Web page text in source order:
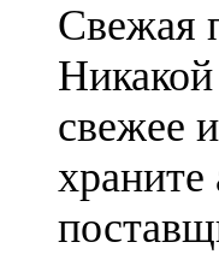
Свежая
свежее